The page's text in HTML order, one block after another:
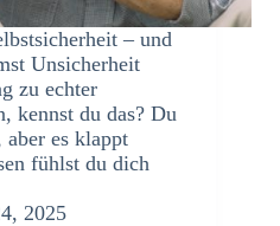
– und
Unsicherheit
zu echter
kennst du das? Du
es klappt
fühlst du dich
2025